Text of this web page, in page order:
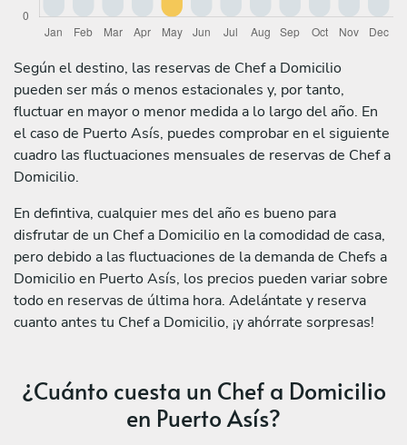
Según el destino, las reservas de Chef a Domicilio
pueden ser más o menos estacionales y, por tanto,
fluctuar en mayor o menor medida a lo largo del año. En
el caso de Puerto Asís, puedes comprobar en el siguiente
cuadro las fluctuaciones mensuales de reservas de Chef a
Domicilio.
En defintiva, cualquier mes del año es bueno para
disfrutar de un Chef a Domicilio en la comodidad de casa,
pero debido a las fluctuaciones de la demanda de Chefs a
Domicilio en Puerto Asís, los precios pueden variar sobre
todo en reservas de última hora. Adelántate y reserva
cuanto antes tu Chef a Domicilio, ¡y ahórrate sorpresas!
¿Cuánto cuesta un Chef a Domicilio
en Puerto Asís?